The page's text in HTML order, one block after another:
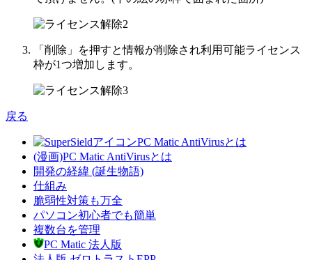
「削除」を押すと情報が削除され利用可能ライセンス
枠が1つ増加します。
戻る
PC Matic AntiVirusとは
(漫画)PC Matic AntiVirusとは
開発の経緯 (誕生物語)
仕組み
脆弱性対策も万全
パソコン初心者でも簡単
複数台を管理
PC Matic 法人版